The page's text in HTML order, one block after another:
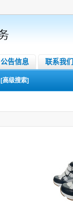
公告信息 联系我们
[高级搜索]